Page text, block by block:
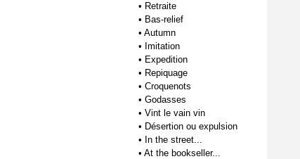
• Retraite
• Bas-relief
• Autumn
• Imitation
• Expedition
• Repiquage
• Croquenots
• Godasses
• Vint le vain vin
• Désertion ou expulsion
• In the street...
• At the bookseller...